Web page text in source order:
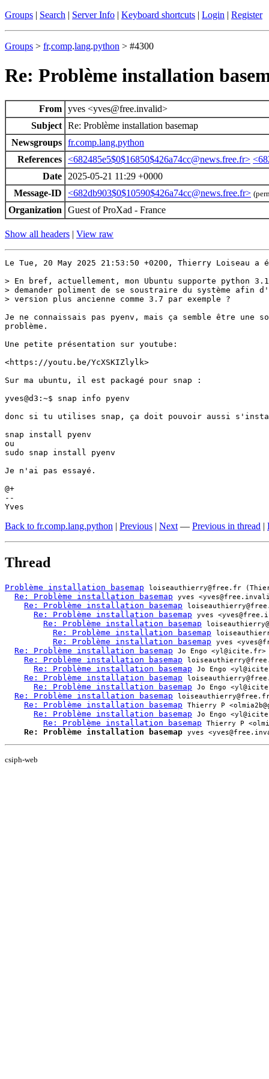
Groups | Search | Server Info | Keyboard shortcuts | Login | Register
Groups > fr.comp.lang.python > #4300
Re: Problème installation
From yves <yves@free.invalid>
Subject Re: Problème installation basemap
Newsgroups fr.comp.lang.python
References <682485e5$0$16850$426a74cc@news.free.fr>
Date
2025-05-21 11:29 +0000
Message-ID
<682db903$0$10590$426a74cc@news.free.fr>
Organization Guest of ProXad - France
Show all headers | View raw
Le Tue, 20 May 2025 21:53:50 +0200, Thierry Loiseau
> En bref, actuellement, mon Ubuntu supporte python
> demander poliment de se soustraire du système afin
> version plus ancienne comme 3.7 par exemple ?
Je ne connaissais pas pyenv, mais ça semble être une
problème.
Une petite présentation sur youtube:
<https://youtu.be/YcXSKIZlylk>
Sur ma ubuntu, il est packagé pour snap :
yves@d3:~$ snap info pyenv
donc si tu utilises snap, ça doit pouvoir aussi
snap install pyenv
ou
sudo snap install pyenv
Je n'ai pas essayé.
@+
--
Yves
Back to fr.comp.lang.python | Previous | Next — Previous in thread |
Thread
Problème installation basemap loiseauthierry@free.fr
Re: Problème installation basemap yves
Re: Problème installation basemap
Re: Problème installation basemap yves
Re: Problème installation basemap
Re: Problème installation basemap
Re: Problème installation basemap yves
Re: Problème installation basemap Jo Engo <yl@icite.fr>
Re: Problème installation basemap
Re: Problème installation basemap Jo Engo
Re: Problème installation basemap
Re: Problème installation basemap Jo Engo
Re: Problème installation basemap
Re: Problème installation basemap Thierry P
Re: Problème installation basemap Jo Engo
Re: Problème installation basemap Thierry P
Re: Problème installation basemap yves
csiph-web